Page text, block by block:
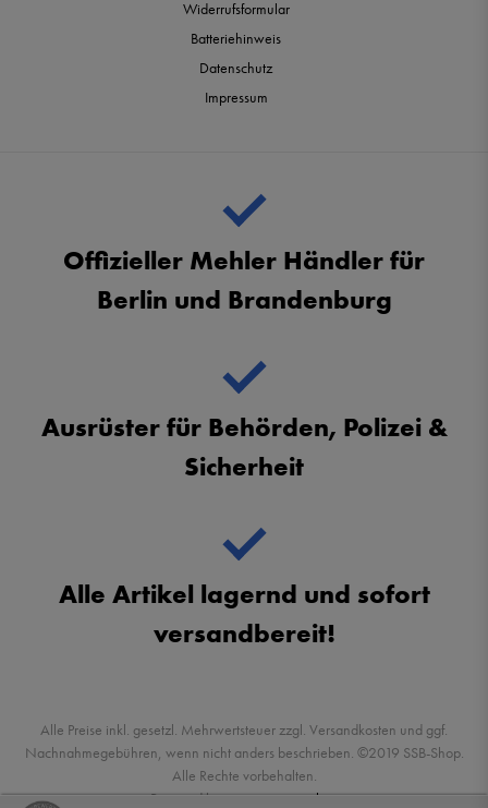
Widerrufsformular
Batteriehinweis
Datenschutz
Impressum
Offizieller Mehler Händler für
Berlin und Brandenburg
Ausrüster für Behörden, Polizei &
Sicherheit
Alle Artikel lagernd und sofort
versandbereit!
Alle Preise inkl. gesetzl. Mehrwertsteuer zzgl. Versandkosten und ggf.
Nachnahmegebühren, wenn nicht anders beschrieben. ©2019 SSB-Shop.
Alle Rechte vorbehalten.
Powered bycreateyourtemplate